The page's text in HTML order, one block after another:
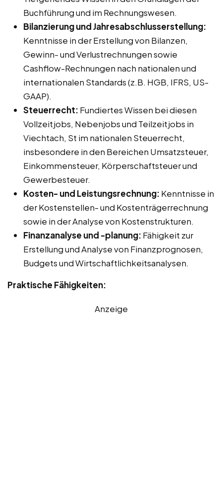
Buchführung und im Rechnungswesen.
Bilanzierung und Jahresabschlusserstellung:
Kenntnisse in der Erstellung von Bilanzen,
Gewinn- und Verlustrechnungen sowie
Cashflow-Rechnungen nach nationalen und
internationalen Standards (z.B. HGB, IFRS, US-
GAAP).
Steuerrecht: Fundiertes Wissen bei diesen
Vollzeitjobs, Nebenjobs und Teilzeitjobs in
Viechtach, St im nationalen Steuerrecht,
insbesondere in den Bereichen Umsatzsteuer,
Einkommensteuer, Körperschaftsteuer und
Gewerbesteuer.
Kosten- und Leistungsrechnung: Kenntnisse in
der Kostenstellen- und Kostenträgerrechnung
sowie in der Analyse von Kostenstrukturen.
Finanzanalyse und -planung: Fähigkeit zur
Erstellung und Analyse von Finanzprognosen,
Budgets und Wirtschaftlichkeitsanalysen.
Praktische Fähigkeiten:
Anzeige